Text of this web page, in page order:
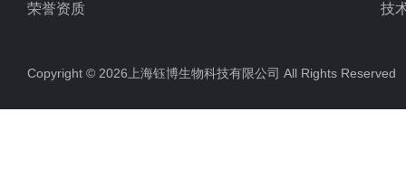
荣誉资质 技
Copyright © 2026上海钰博生物科技有限公司 All Rights